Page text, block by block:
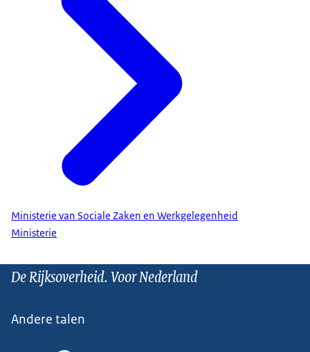
Ministerie van Sociale Zaken en Werkgelegenheid
Ministerie
De Rijksoverheid. Voor Nederland
Andere talen